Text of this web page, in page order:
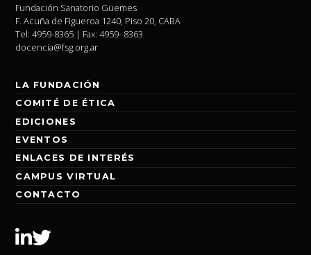
Fundación Sanatorio Güemes
F. Acuña de Figueroa 1240, Piso 20, CABA
Tel: 4959-8365 | Fax: 4959- 8363
docencia@fsg.org.ar
LA FUNDACIÓN
COMITÉ DE ÉTICA
EDICIONES
EVENTOS
ENLACES DE INTERÉS
CAMPUS VIRTUAL
CONTACTO
Linkedin
Twitter